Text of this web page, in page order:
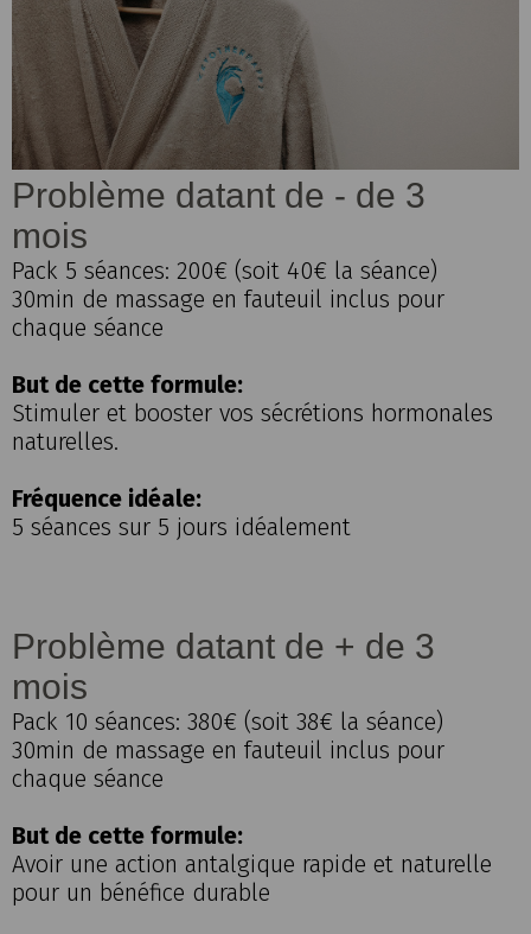
Problème datant de - de 3
mois
Pack 5 séances: 200€ (soit 40€ la séance)
30min de massage en fauteuil inclus pour
chaque séance
But de cette formule:
Stimuler et booster vos sécrétions hormonales
naturelles.
Fréquence idéale:
5 séances sur 5 jours idéalement
Problème datant de + de 3
mois
Pack 10 séances: 380€ (soit 38€ la séance)
30min de massage en fauteuil inclus pour
chaque séance
But de cette formule:
Avoir une action antalgique rapide et naturelle
pour un bénéfice durable